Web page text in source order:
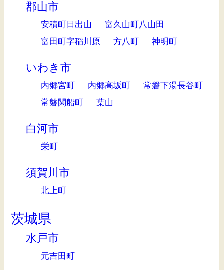
郡山市
安積町日出山
富久山町八山田
富田町字稲川原
方八町 神明町
いわき市
内郷宮町 内郷高坂町
常磐下湯長谷町
常磐関船町
葉山
白河市
栄町
須賀川市
北上町
茨城県
水戸市
元吉田町